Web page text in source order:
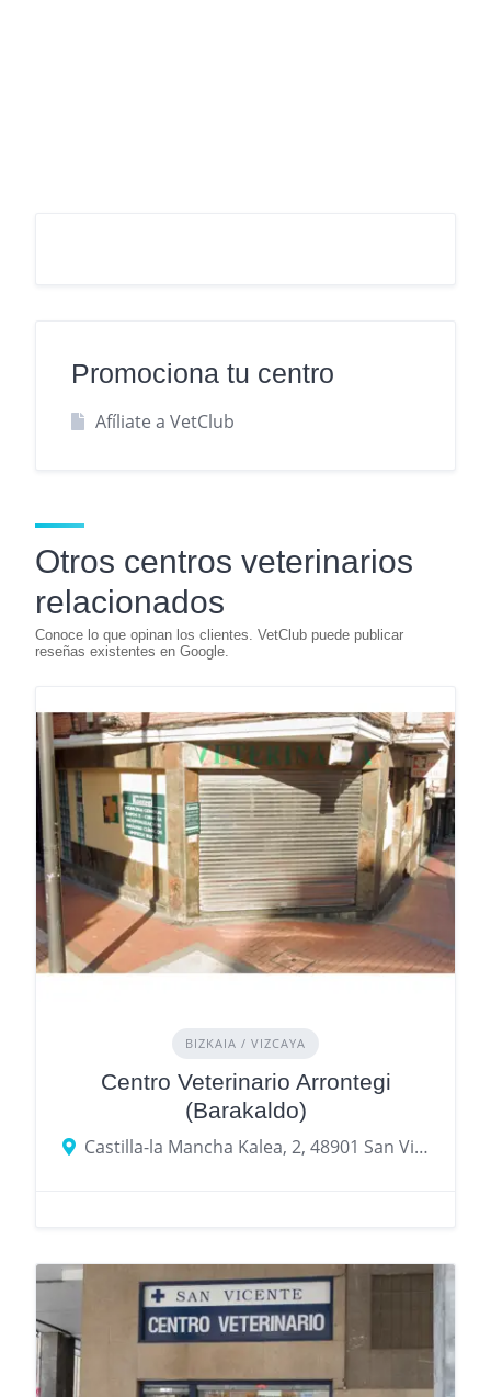
Promociona tu centro
Afíliate a VetClub
Otros centros veterinarios
relacionados
BIZKAIA / VIZCAYA
Centro Veterinario Arrontegi
(Barakaldo)
Castilla-la Mancha Kalea, 2, 48901 San Vicente de Barakaldo, Bizkaia